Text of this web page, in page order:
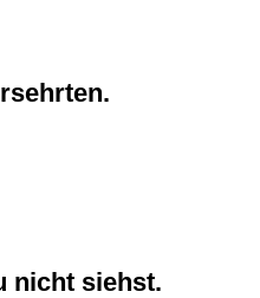
nicht siehst.